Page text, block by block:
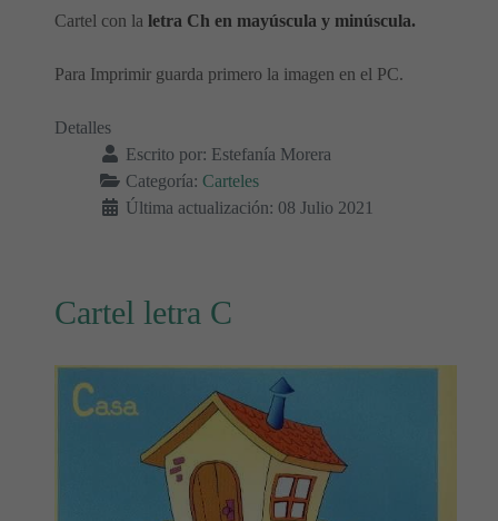
Cartel con la letra Ch en mayúscula y minúscula.
Para Imprimir guarda primero la imagen en el PC.
Detalles
Escrito por: Estefanía Morera
Categoría: Carteles
Última actualización: 08 Julio 2021
Cartel letra C